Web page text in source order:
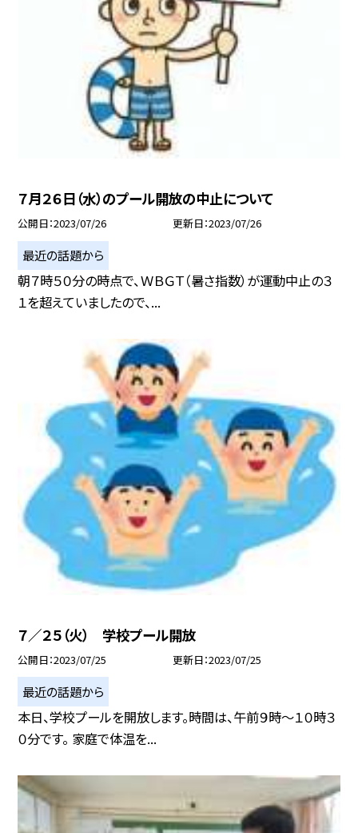
７月２６日（水）のプール開放の中止について
公開日 2023/07/26 更新日 2023/07/26
最近の話題から
朝７時５０分の時点で、ＷＢＧＴ（暑さ指数）が運動中止の３
１を超えていましたので、...
７／２５（火） 学校プール開放
公開日 2023/07/25 更新日 2023/07/25
最近の話題から
本日、学校プールを開放します。時間は、午前９時〜１０時３
０分です。 家庭で体温を...